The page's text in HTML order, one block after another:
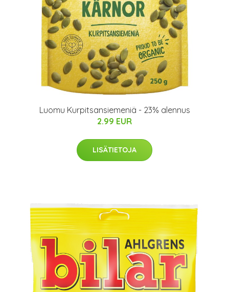
Luomu Kurpitsansiemeniä - 23% alennus
2.99 EUR
LISÄTIETOJA